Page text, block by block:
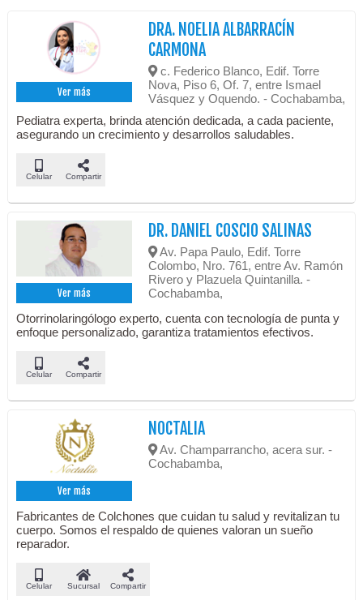
Ver más
DRA. NOELIA ALBARRACÍN
CARMONA
c. Federico Blanco, Edif. Torre
Nova, Piso 6, Of. 7, entre Ismael
Vásquez y Oquendo. - Cochabamba,
Pediatra experta, brinda atención dedicada, a cada paciente,
asegurando un crecimiento y desarrollos saludables.
Celular Compartir
Ver más
DR. DANIEL COSCIO SALINAS
Av. Papa Paulo, Edif. Torre
Colombo, Nro. 761, entre Av. Ramón
Rivero y Plazuela Quintanilla. -
Cochabamba,
Otorrinolaringólogo experto, cuenta con tecnología de punta y
enfoque personalizado, garantiza tratamientos efectivos.
Celular Compartir
Ver más
NOCTALIA
Av. Champarrancho, acera sur. -
Cochabamba,
Fabricantes de Colchones que cuidan tu salud y revitalizan tu
cuerpo. Somos el respaldo de quienes valoran un sueño
reparador.
Celular Sucursal Compartir